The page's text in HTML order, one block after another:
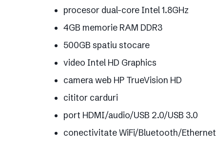
procesor dual-core Intel 1.8GHz
4GB memorie RAM DDR3
500GB spatiu stocare
video Intel HD Graphics
camera web HP TrueVision HD
cititor carduri
port HDMI/audio/USB 2.0/USB 3.0
conectivitate WiFi/Bluetooth/Ethernet